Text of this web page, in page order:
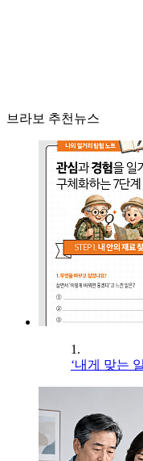
브라보 추천뉴스
1.
‘내게 맞는